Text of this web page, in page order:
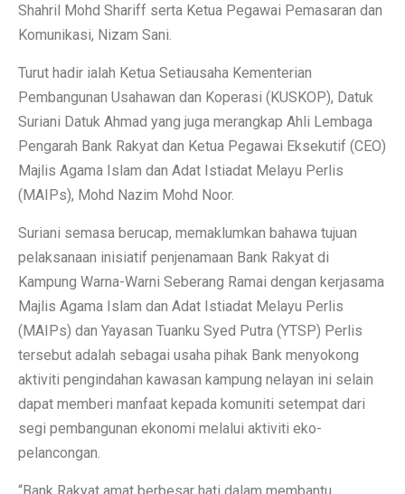
Shahril Mohd Shariff serta Ketua Pegawai Pemasaran dan
Komunikasi, Nizam Sani.
Turut hadir ialah Ketua Setiausaha Kementerian
Pembangunan Usahawan dan Koperasi (KUSKOP), Datuk
Suriani Datuk Ahmad yang juga merangkap Ahli Lembaga
Pengarah Bank Rakyat dan Ketua Pegawai Eksekutif (CEO)
Majlis Agama Islam dan Adat Istiadat Melayu Perlis
(MAIPs), Mohd Nazim Mohd Noor.
Suriani semasa berucap, memaklumkan bahawa tujuan
pelaksanaan inisiatif penjenamaan Bank Rakyat di
Kampung Warna-Warni Seberang Ramai dengan kerjasama
Majlis Agama Islam dan Adat Istiadat Melayu Perlis
(MAIPs) dan Yayasan Tuanku Syed Putra (YTSP) Perlis
tersebut adalah sebagai usaha pihak Bank menyokong
aktiviti pengindahan kawasan kampung nelayan ini selain
dapat memberi manfaat kepada komuniti setempat dari
segi pembangunan ekonomi melalui aktiviti eko-
pelancongan.